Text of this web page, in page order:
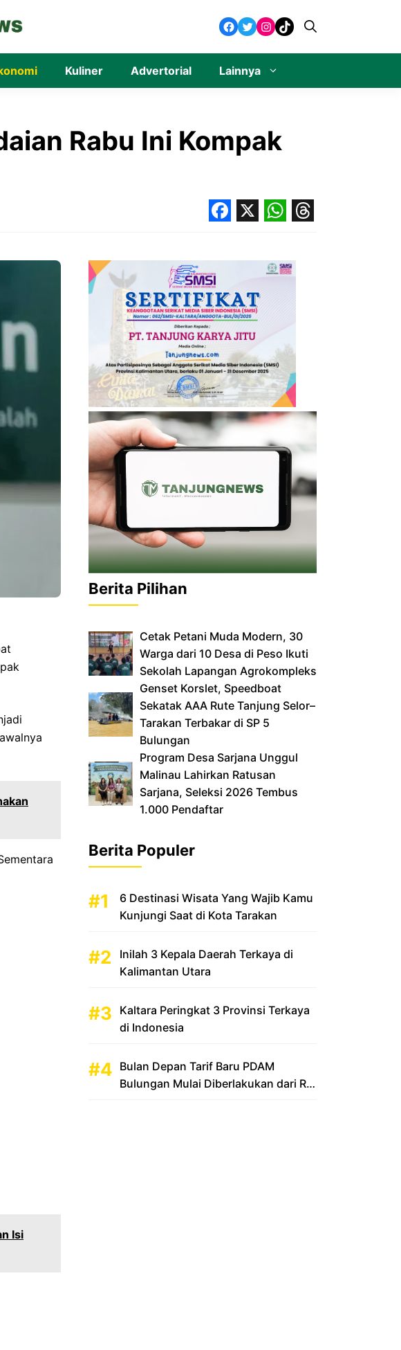
Facebook
Twitter
Instagram
TikTok
Kuliner Advertorial Lainnya
Rabu Ini Kompak
Isi
Berita Pilihan
Cetak Petani Muda Modern, 30
Warga dari 10 Desa di Peso Ikuti
Sekolah Lapangan Agrokompleks
‎Genset Korslet, Speedboat
Sekatak AAA Rute Tanjung Selor–
Tarakan Terbakar di SP 5
Bulungan
‎Program Desa Sarjana Unggul
Malinau Lahirkan Ratusan
Sarjana, Seleksi 2026 Tembus
1.000 Pendaftar
Berita Populer
6 Destinasi Wisata Yang Wajib Kamu
Kunjungi Saat di Kota Tarakan
Inilah 3 Kepala Daerah Terkaya di
Kalimantan Utara
Kaltara Peringkat 3 Provinsi Terkaya
di Indonesia
Bulan Depan Tarif Baru PDAM
Bulungan Mulai Diberlakukan dari Rp